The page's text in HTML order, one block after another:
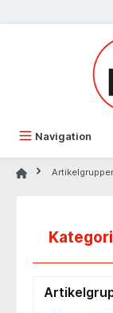
Navigation